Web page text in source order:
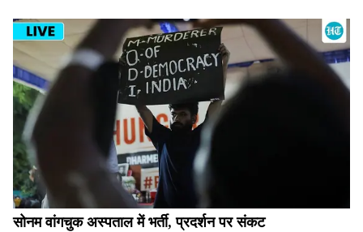
सोनम वांगचुक अस्पताल में भर्ती, प्रदर्शन पर संकट